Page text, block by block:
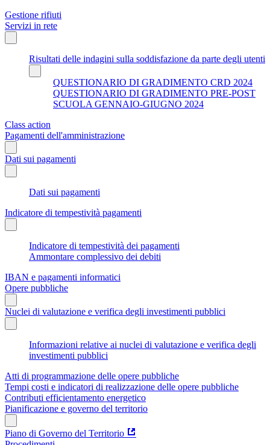
Gestione rifiuti
Servizi in rete
Risultati delle indagini sulla soddisfazione da parte degli utenti
QUESTIONARIO DI GRADIMENTO CRD 2024
QUESTIONARIO DI GRADIMENTO PRE-POST
SCUOLA GENNAIO-GIUGNO 2024
Class action
Pagamenti dell'amministrazione
Dati sui pagamenti
Dati sui pagamenti
Indicatore di tempestività pagamenti
Indicatore di tempestività dei pagamenti
Ammontare complessivo dei debiti
IBAN e pagamenti informatici
Opere pubbliche
Nuclei di valutazione e verifica degli investimenti pubblici
Informazioni relative ai nuclei di valutazione e verifica degli
investimenti pubblici
Atti di programmazione delle opere pubbliche
Tempi costi e indicatori di realizzazione delle opere pubbliche
Contributi efficientamento energetico
Pianificazione e governo del territorio
Piano di Governo del Territorio